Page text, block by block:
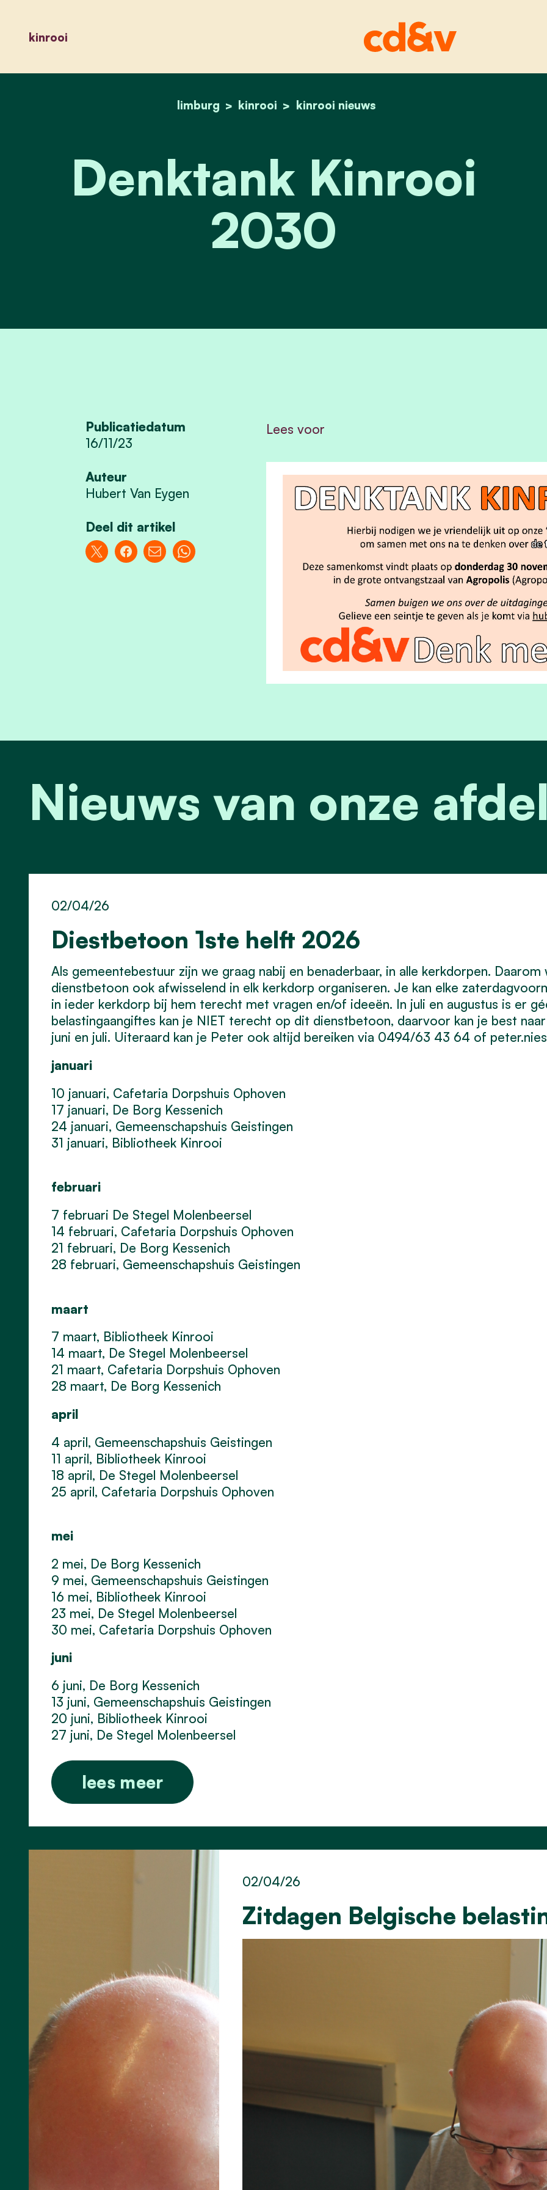
kinrooi
home
limburg kinrooi kinrooi nieuws
denktank kinrooi 2030
Denktank Kinrooi
2030
Publicatiedatum
16/11/23
Auteur
Hubert Van Eygen
Deel dit artikel
Lees voor
Nieuws van onze
Diestbetoon 1ste helft 2026
02/04/26
Als gemeentebestuur zijn we graag nabij en benaderbaar, in alle kerkdorpen.
dienstbetoon ook afwisselend in elk kerkdorp organiseren. Je kan elke
in ieder kerkdorp bij hem terecht met vragen en/of ideeën. In juli en augustus is er
belastingaangiftes kan je NIET terecht op dit dienstbetoon, daarvoor kan je best
juni en juli. Uiteraard kan je Peter ook altijd bereiken via 0494/63 43 64 of
januari
10 januari, Cafetaria Dorpshuis Ophoven
17 januari, De Borg Kessenich
24 januari, Gemeenschapshuis Geistingen
31 januari, Bibliotheek Kinrooi
februari
7 februari De Stegel Molenbeersel
14 februari, Cafetaria Dorpshuis Ophoven
21 februari, De Borg Kessenich
28 februari, Gemeenschapshuis Geistingen
maart
7 maart, Bibliotheek Kinrooi
14 maart, De Stegel Molenbeersel
21 maart, Cafetaria Dorpshuis Ophoven
28 maart, De Borg Kessenich
april
4 april, Gemeenschapshuis Geistingen
11 april, Bibliotheek Kinrooi
18 april, De Stegel Molenbeersel
25 april, Cafetaria Dorpshuis Ophoven
mei
2 mei, De Borg Kessenich
9 mei, Gemeenschapshuis Geistingen
16 mei, Bibliotheek Kinrooi
23 mei, De Stegel Molenbeersel
30 mei, Cafetaria Dorpshuis Ophoven
juni
6 juni, De Borg Kessenich
13 juni, Gemeenschapshuis Geistingen
20 juni, Bibliotheek Kinrooi
27 juni, De Stegel Molenbeersel
lees meer
Zitdagen Belgische
02/04/26